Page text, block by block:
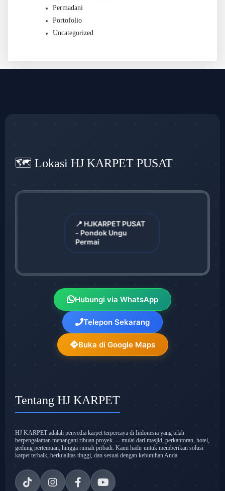
Permadani
Portofolio
Uncategorized
🗺️ Lokasi HJ KARPET PUSAT
📍 HJKARPET PUSAT
- Pondok Ungu
Permai
Hubungi via WhatsApp
Telepon Sekarang
Buka di Google Maps
Tentang HJ KARPET
HJ KARPET adalah penyedia karpet terpercaya di Indonesia yang telah
berpengalaman menangani ribuan proyek — mulai dari masjid, perkantoran, hotel,
gedung pertemuan, hingga rumah pribadi. Kami hadir untuk memberikan solusi
karpet terbaik, berkualitas tinggi, dan sesuai dengan kebutuhan Anda.